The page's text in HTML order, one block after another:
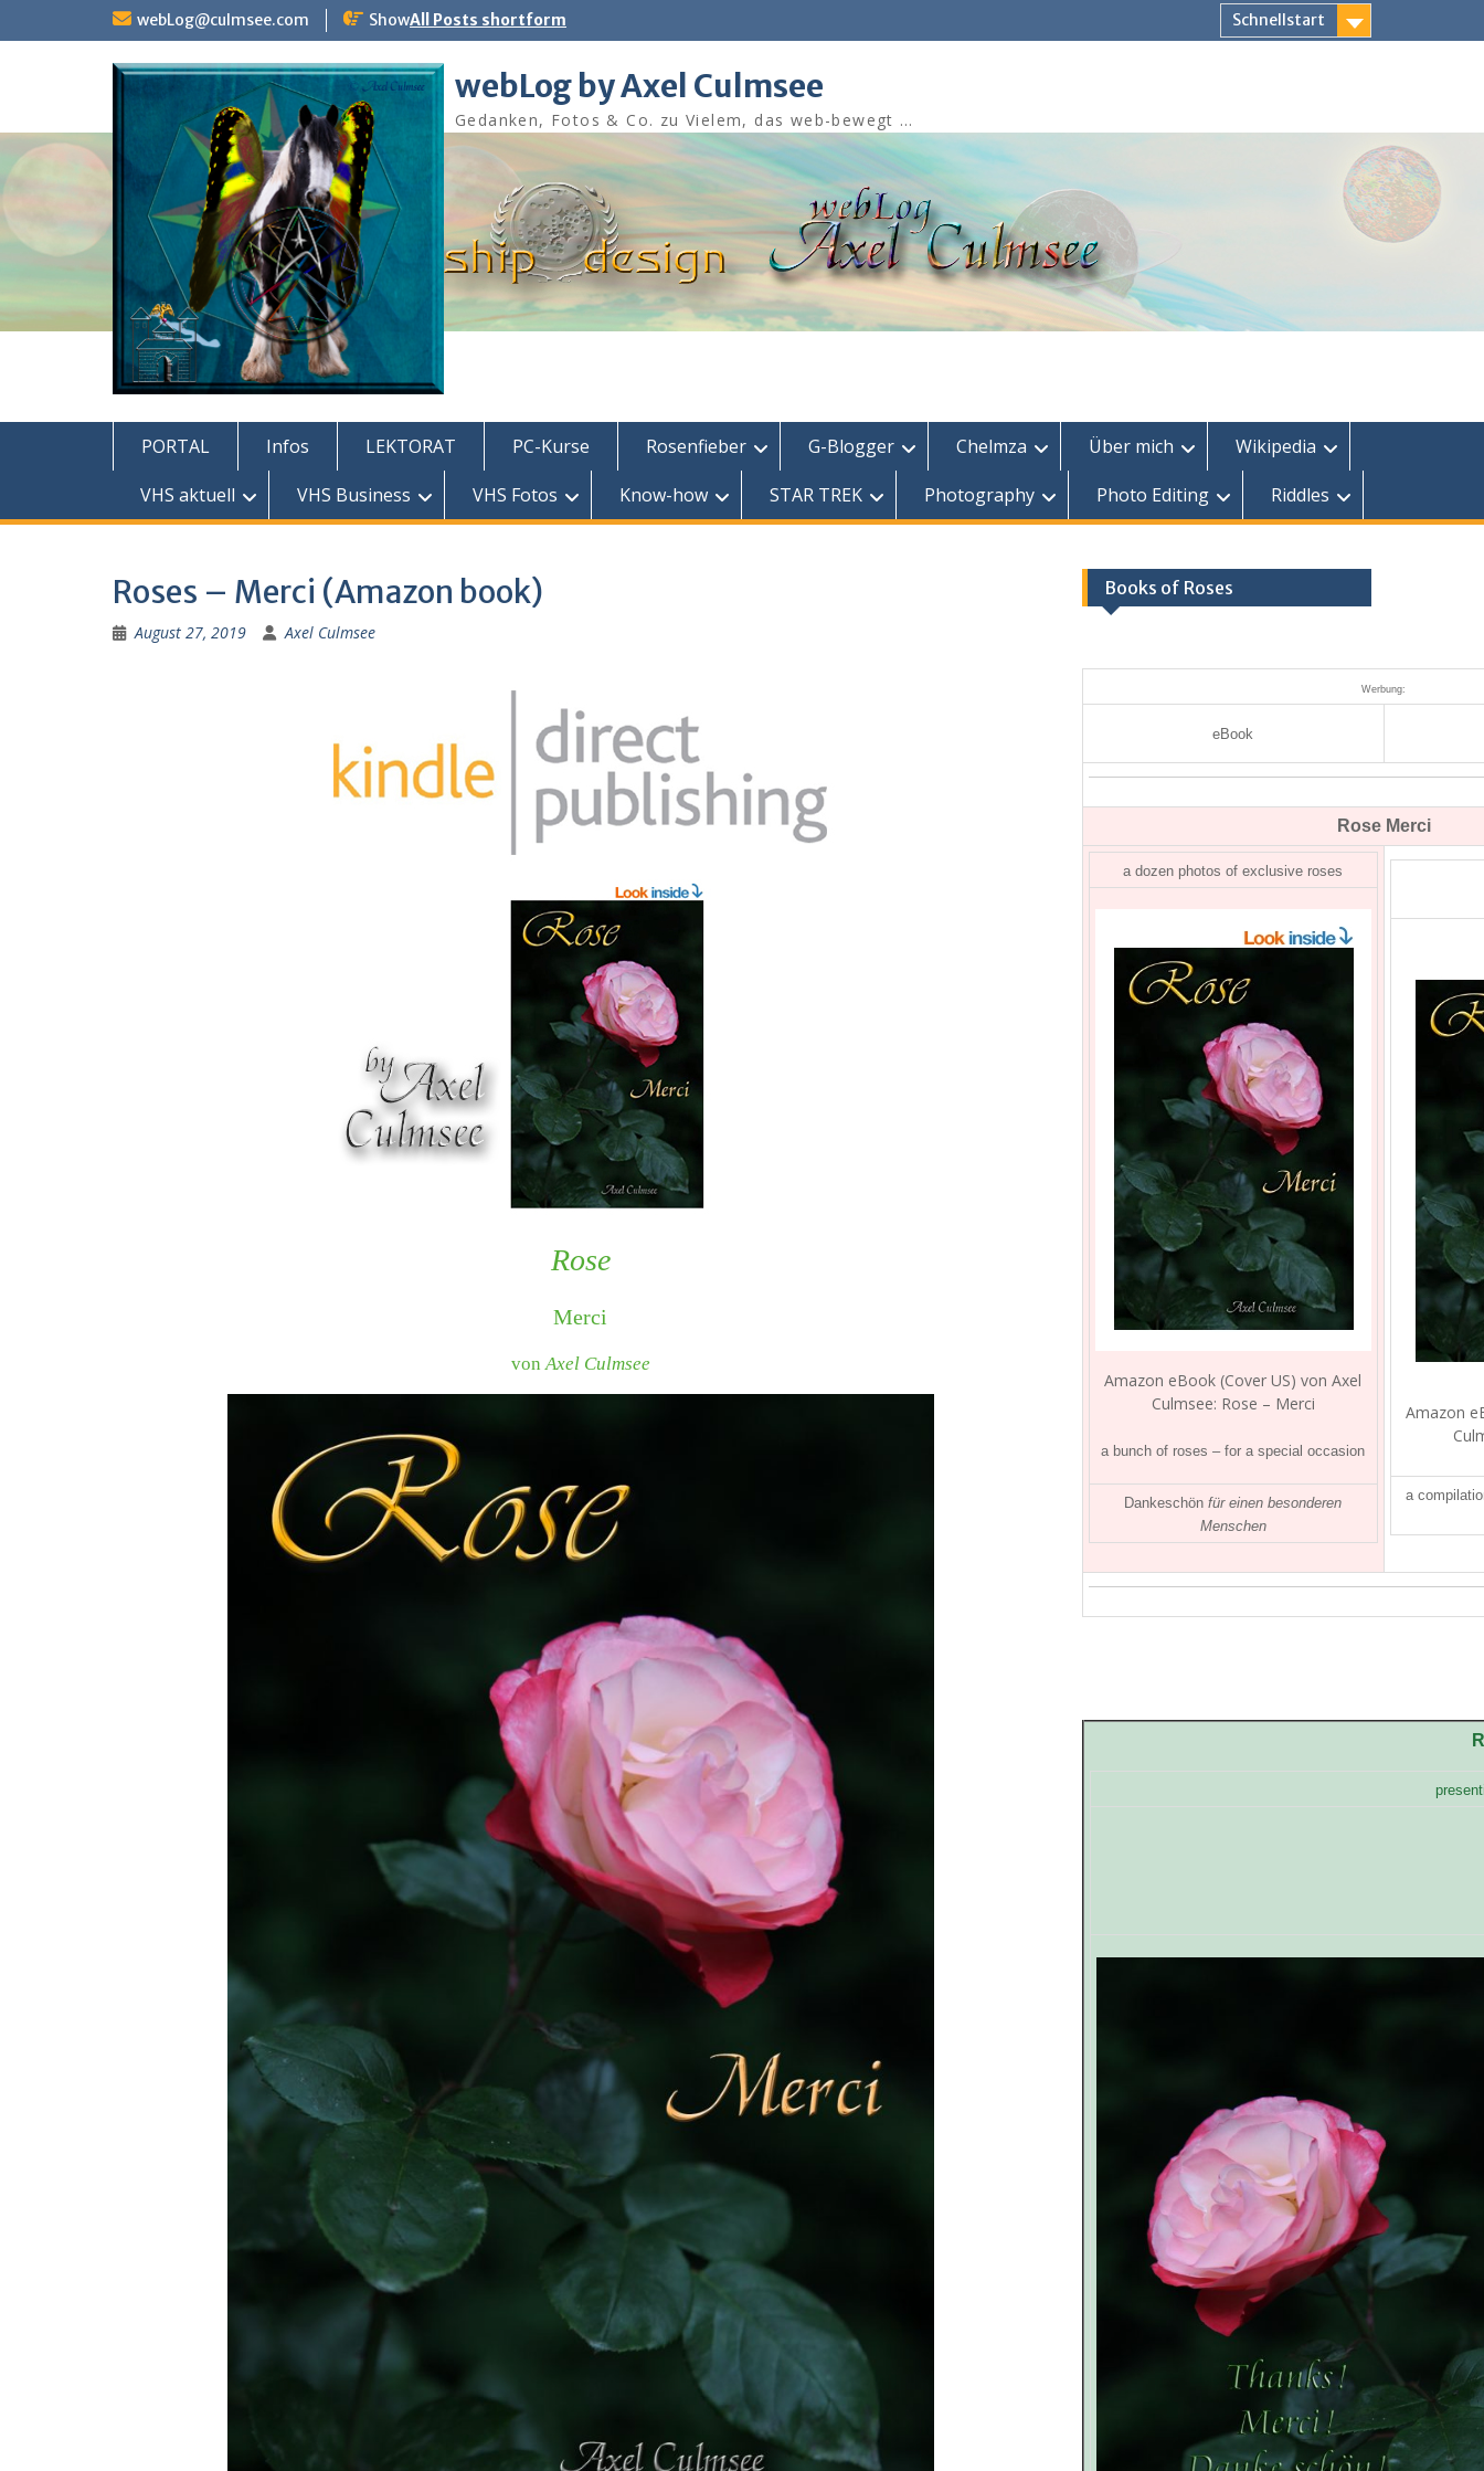
webLog@culmsee.com ShowAll Posts shortform Schnellstart
webLog by Axel Culmsee
Gedanken, Fotos & Co. zu Vielem, das web-bewegt …
PORTAL Infos LEKTORAT PC-Kurse Rosenfieber G-Blogger Chelmza Über mich
Wikipedia
VHS aktuell
VHS Business VHS Fotos Know-how STAR TREK Photography Photo Editing Riddles
Roses – Merci (Amazon book)
August 27, 2019 Axel Culmsee
Rose
Merci
vonAxel Culmsee
Books of Roses
Werbung:
eBook
Rose Merci
a dozen photos of exclusive roses
Amazon eBook (Cover US) von Axel
Culmsee: Rose – Merci
a bunch of roses – for a special occasion
Dankeschön für einen besonderen
Menschen
Amazon
a